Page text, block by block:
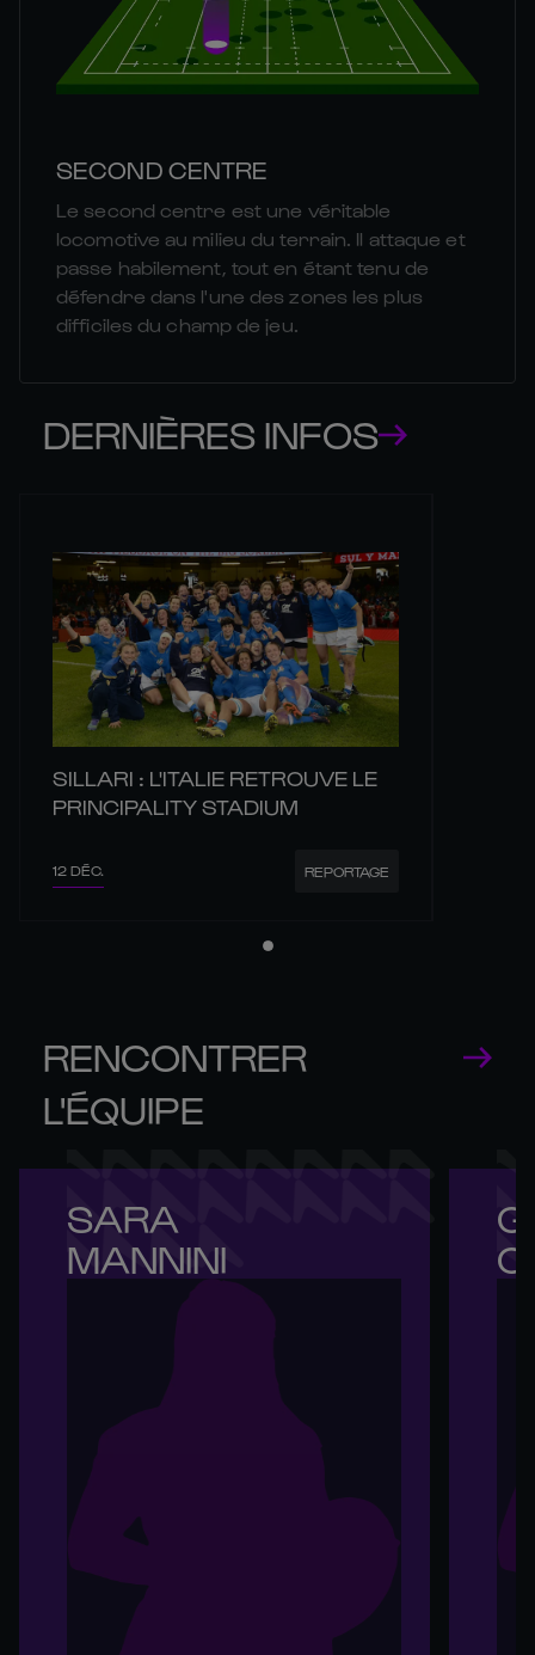
SECOND CENTRE
Le second centre est une véritable
locomotive au milieu du terrain. Il attaque et
passe habilement, tout en étant tenu de
défendre dans l'une des zones les plus
difficiles du champ de jeu.
DERNIÈRES INFOS
SILLARI : L'ITALIE RETROUVE LE
PRINCIPALITY STADIUM
12 DÉC. REPORTAGE
RENCONTRER
L'ÉQUIPE
SARA
MANNINI